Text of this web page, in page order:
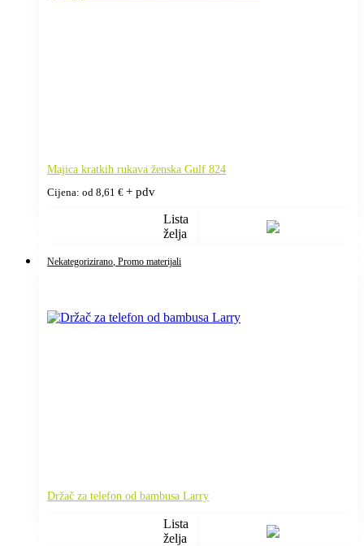
Majica kratkih rukava ženska Gulf 824
Cijena: od 8,61 € + pdv
Lista
želja
Nekategorizirano , Promo materijali
Držač za telefon od bambusa Larry
Lista
želja